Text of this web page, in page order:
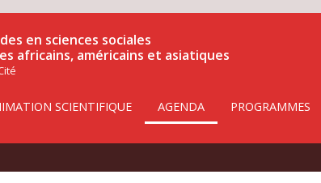
en sciences sociales
africains, américains et asiatiques
SCIENTIFIQUE AGENDA PROGRAMMES